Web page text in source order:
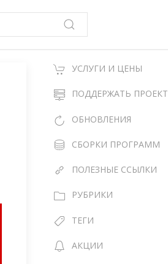
УСЛУГИ И ЦЕНЫ
ПОДДЕРЖАТЬ ПРОЕКТ
ОБНОВЛЕНИЯ
СБОРКИ ПРОГРАММ
ПОЛЕЗНЫЕ ССЫЛКИ
РУБРИКИ
ТЕГИ
АКЦИИ